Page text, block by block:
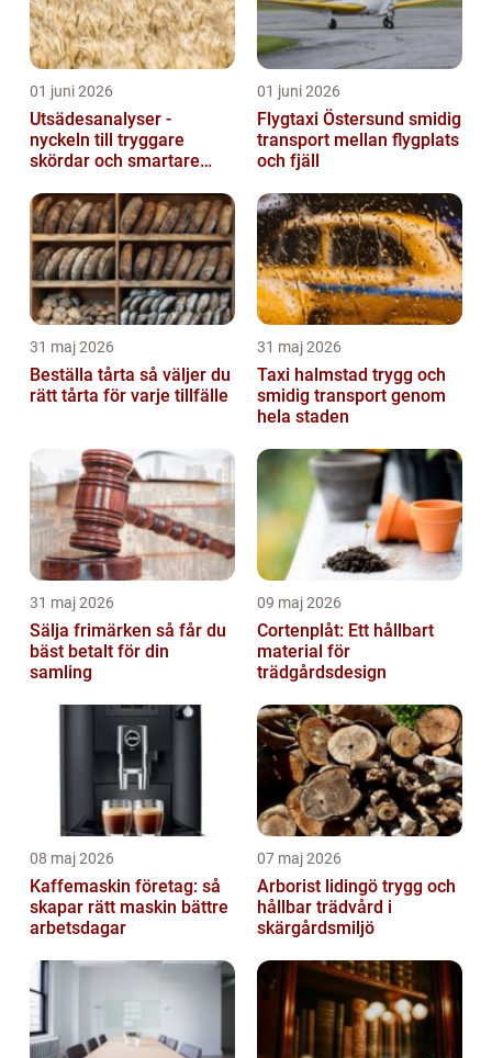
01 juni 2026
Utsädesanalyser -
nyckeln till tryggare
skördar och smartare
01 juni 2026
Flygtaxi Östersund smidig
transport mellan flygplats
och fjäll
31 maj 2026
Beställa tårta så väljer du
rätt tårta för varje tillfälle
31 maj 2026
Taxi halmstad trygg och
smidig transport genom
hela staden
31 maj 2026
Sälja frimärken så får du
bäst betalt för din
samling
09 maj 2026
Cortenplåt: Ett hållbart
material för
trädgårdsdesign
08 maj 2026
Kaffemaskin företag: så
skapar rätt maskin bättre
arbetsdagar
07 maj 2026
Arborist lidingö trygg och
hållbar trädvård i
skärgårdsmiljö